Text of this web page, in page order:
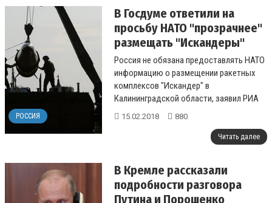
РОССИЯ
В Госдуме ответили на
просьбу НАТО "прозрачнее"
размещать "Искандеры"
Россия не обязана предоставлять НАТО
информацию о размещении ракетных
комплексов "Искандер" в
Калининградской области, заявил РИА
Новости зампред комитета Госдумы по
15.02.2018 880
Читать далее
В Кремле рассказали
подробности разговора
Путина и Порошенко